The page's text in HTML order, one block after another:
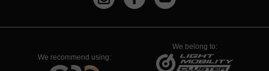
We recommend using:
We belong to: